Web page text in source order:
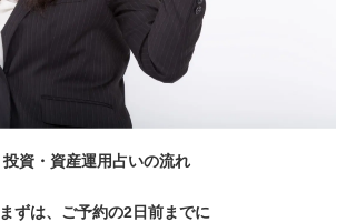
投資・資産運用占いの流れ
ずは、ご予約の2日前までに